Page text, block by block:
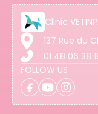
Clinic
137 Rue du
01 48 06 38
FOLLOW US